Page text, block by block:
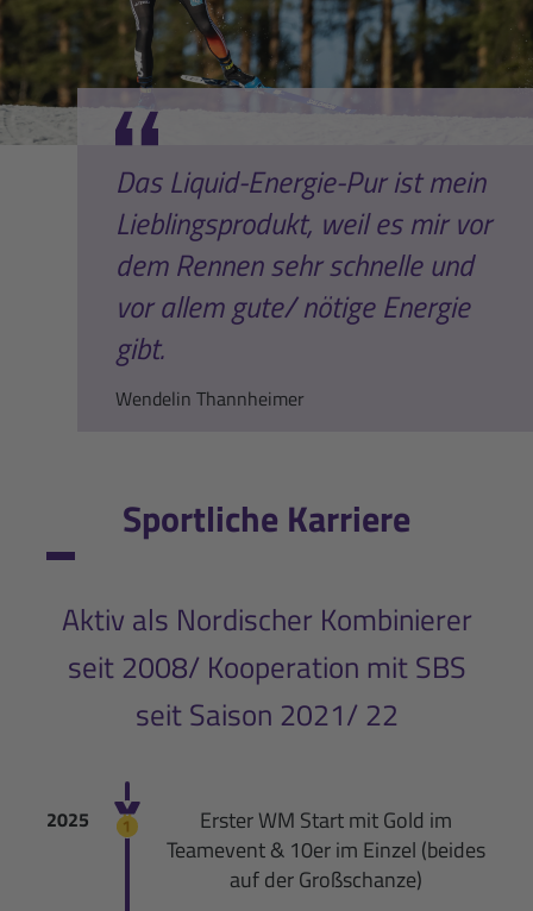
Das Liquid-Energie-Pur ist mein
Lieblingsprodukt, weil es mir vor
dem Rennen sehr schnelle und
vor allem gute/ nötige Energie
gibt.
Wendelin Thannheimer
Sportliche Karriere
Aktiv als Nordischer Kombinierer
seit 2008/ Kooperation mit SBS
seit Saison 2021/ 22
2025
Erster WM Start mit Gold im
Teamevent & 10er im Einzel (beides
auf der Großschanze)